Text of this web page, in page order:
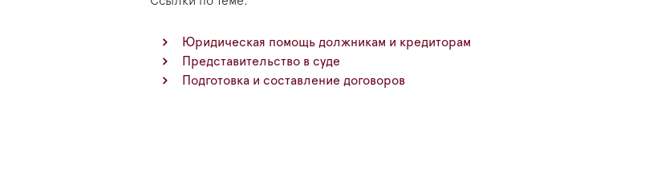
Юридическая помощь должникам и кредиторам
Представительство в суде
Подготовка и составление договоров